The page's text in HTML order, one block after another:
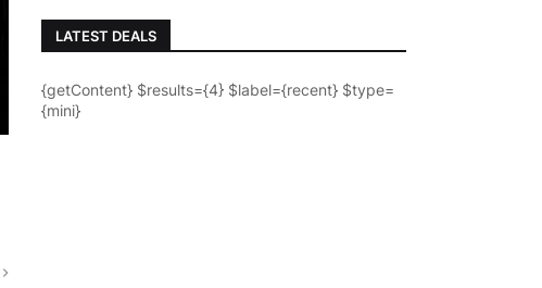
LATEST DEALS
{getContent} $results={4} $label={recent} $type=
{mini}